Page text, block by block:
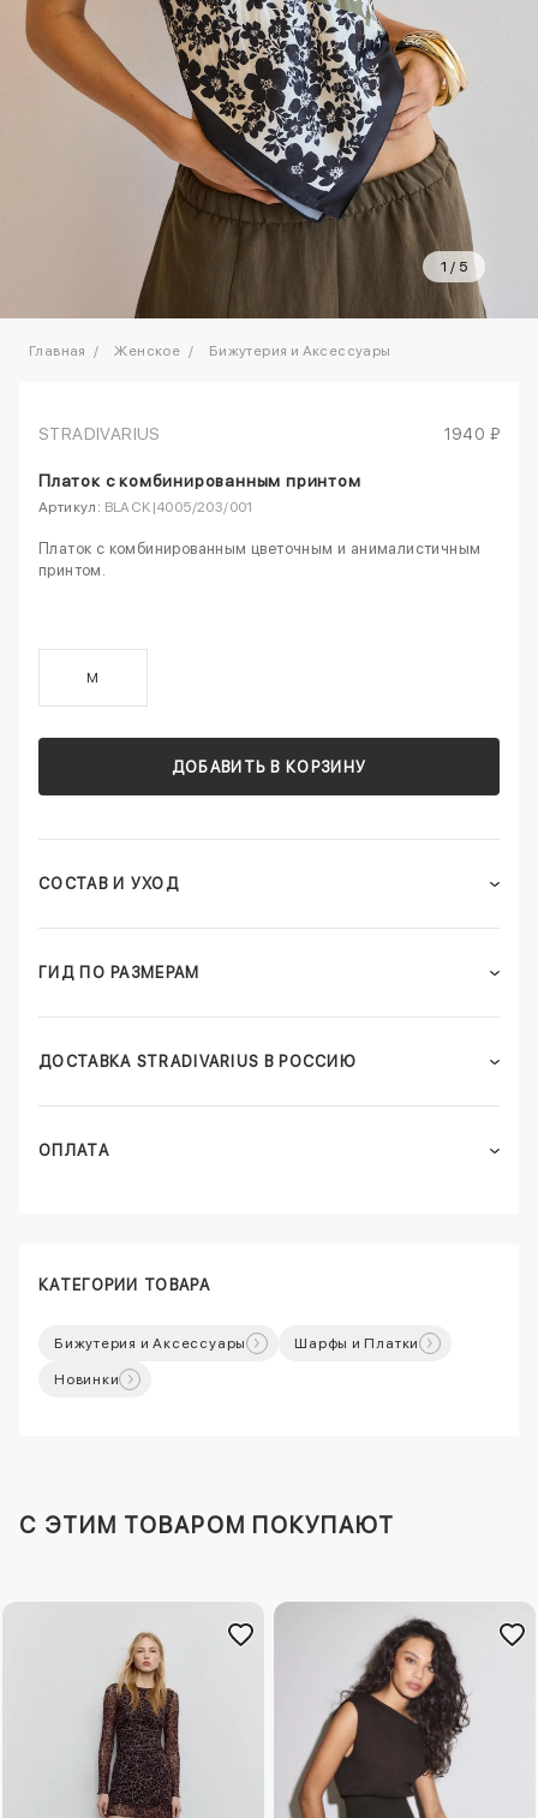
1 / 5
Главная Женское Бижутерия и Аксессуары
STRADIVARIUS 1940 ₽
Платок с комбинированным принтом
Артикул: BLACK|4005/203/001
Платок с комбинированным цветочным и анималистичным
принтом.
M
ДОБАВИТЬ В КОРЗИНУ
СОСТАВ И УХОД
ГИД ПО РАЗМЕРАМ
ДОСТАВКА STRADIVARIUS В РОССИЮ
ОПЛАТА
КАТЕГОРИИ ТОВАРА
Бижутерия и Аксессуары Шарфы и Платки
Новинки
C ЭТИМ ТОВАРОМ ПОКУПАЮТ